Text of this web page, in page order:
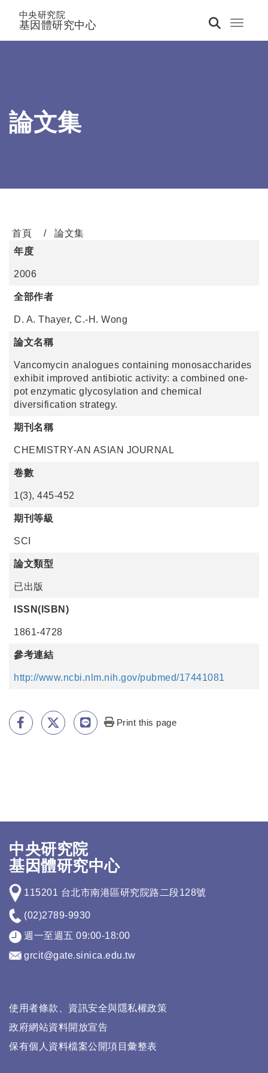
Toggle
中央研究院
基因體研究中心
論文集
首頁
論文集
年度
2006
全部作者
D. A. Thayer, C.-H. Wong
論文名稱
Vancomycin analogues containing monosaccharides
exhibit improved antibiotic activity: a combined one-
pot enzymatic glycosylation and chemical
diversification strategy.
期刊名稱
CHEMISTRY-AN ASIAN JOURNAL
卷數
1(3), 445-452
期刊等級
SCI
論文類型
已出版
ISSN(ISBN)
1861-4728
參考連結
http://www.ncbi.nlm.nih.gov/pubmed/17441081
Print this page
中央研究院
基因體研究中心
115201 台北市南港區研究院路二段128號
(02)2789-9930
週一至週五 09:00-18:00
grcit@gate.sinica.edu.tw
使用者條款、資訊安全與隱私權政策
政府網站資料開放宣告
保有個人資料檔案公開項目彙整表